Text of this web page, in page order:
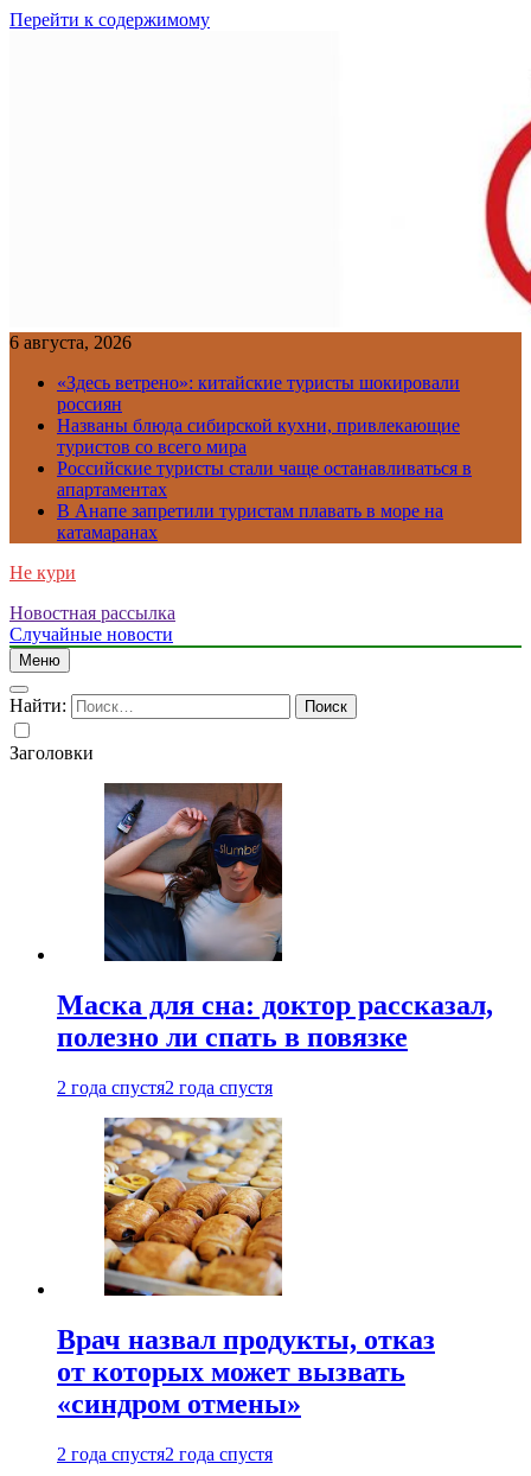
Перейти к содержимому
6 августа, 2026
«Здесь ветрено»: китайские туристы шокировали
россиян
Названы блюда сибирской кухни, привлекающие
туристов со всего мира
Российские туристы стали чаще останавливаться в
апартаментах
В Анапе запретили туристам плавать в море на
катамаранах
Не кури
Новостная рассылка
Случайные новости
Меню
Найти:
Заголовки
Маска для сна: доктор рассказал,
полезно ли спать в повязке
2 года спустя2 года спустя
Врач назвал продукты, отказ
от которых может вызвать
«синдром отмены»
2 года спустя2 года спустя